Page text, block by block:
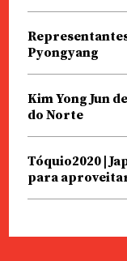
Pyongyang
Kim Yong Jun
do Norte
Tóquio2020 |
para